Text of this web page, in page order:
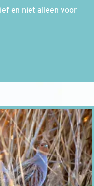
en niet alleen voor